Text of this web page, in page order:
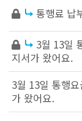
통행료 납
3월 13일
지서가 왔어요.
3월 13일 통행
가 왔어요.